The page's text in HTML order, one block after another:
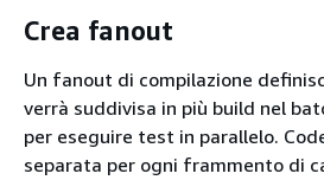
Crea fanout
Un fanout di compilazione
verrà suddivisa in più build nel
per eseguire test in parallelo.
separata per ogni frammento di